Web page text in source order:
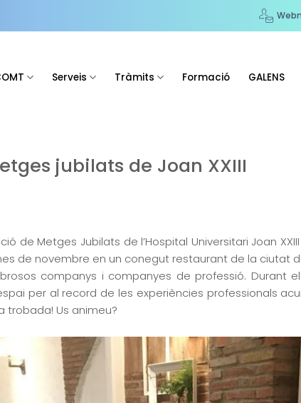
Serveis Tràmits Formació GALENS
jubilats de Joan XXIII
de Metges Jubilats de l’Hospital Universitari Joan
de novembre en un conegut restaurant de la ciutat
companys i companyes de professió. Durant
per al record de les experiències professionals
trobada! Us animeu?